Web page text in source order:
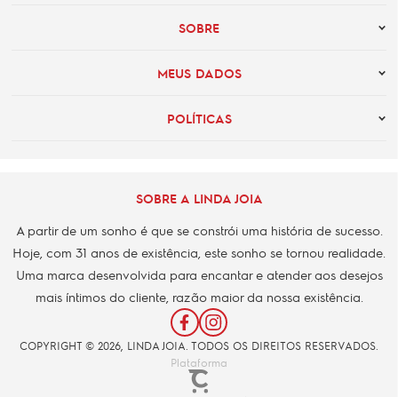
SOBRE
MEUS DADOS
POLÍTICAS
SOBRE A LINDA JOIA
A partir de um sonho é que se constrói uma história de sucesso.
Hoje, com 31 anos de existência, este sonho se tornou realidade.
Uma marca desenvolvida para encantar e atender aos desejos
mais íntimos do cliente, razão maior da nossa existência.
COPYRIGHT © 2026, LINDA JOIA. TODOS OS DIREITOS RESERVADOS.
Plataforma